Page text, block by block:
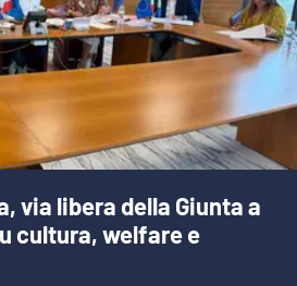
via libera della Giunta a
cultura, welfare e